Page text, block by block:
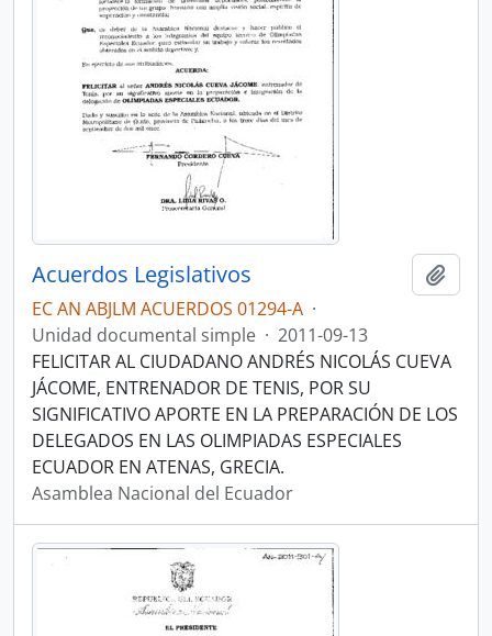
Acuerdos Legislativos
EC AN ABJLM ACUERDOS 01294-A ·
Unidad documental simple · 2011-09-13
FELICITAR AL CIUDADANO ANDRÉS NICOLÁS CUEVA
JÁCOME, ENTRENADOR DE TENIS, POR SU
SIGNIFICATIVO APORTE EN LA PREPARACIÓN DE LOS
DELEGADOS EN LAS OLIMPIADAS ESPECIALES
ECUADOR EN ATENAS, GRECIA.
Asamblea Nacional del Ecuador